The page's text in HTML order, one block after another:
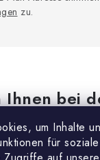
um Inhalte
für
zu.
bei
Rat bei etwas? Wir
@